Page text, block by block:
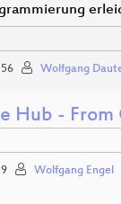
Wolfgang
Hub -
Wolfgang Engel